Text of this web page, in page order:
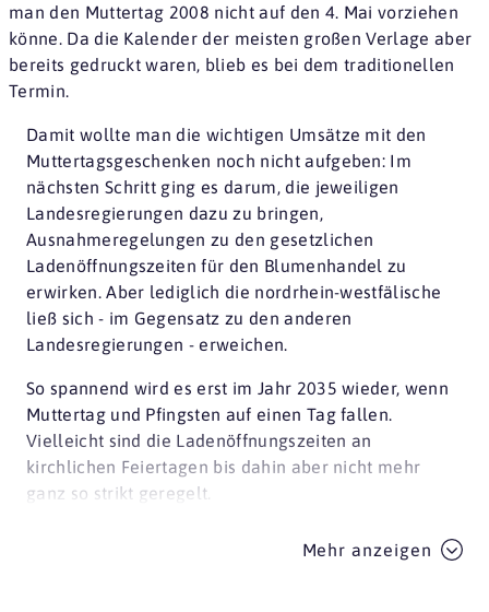
man den Muttertag 2008 nicht auf den 4. Mai vorziehen
könne. Da die Kalender der meisten großen Verlage aber
bereits gedruckt waren, blieb es bei dem traditionellen
Termin.
Damit wollte man die wichtigen Umsätze mit den
Muttertagsgeschenken noch nicht aufgeben: Im
nächsten Schritt ging es darum, die jeweiligen
Landesregierungen dazu zu bringen,
Ausnahmeregelungen zu den gesetzlichen
Ladenöffnungszeiten für den Blumenhandel zu
erwirken. Aber lediglich die nordrhein-westfälische
ließ sich - im Gegensatz zu den anderen
Landesregierungen - erweichen.
So spannend wird es erst im Jahr 2035 wieder, wenn
Muttertag und Pfingsten auf einen Tag fallen.
Vielleicht sind die Ladenöffnungszeiten an
kirchlichen Feiertagen bis dahin aber nicht mehr
ganz so strikt geregelt.
Mehr anzeigen